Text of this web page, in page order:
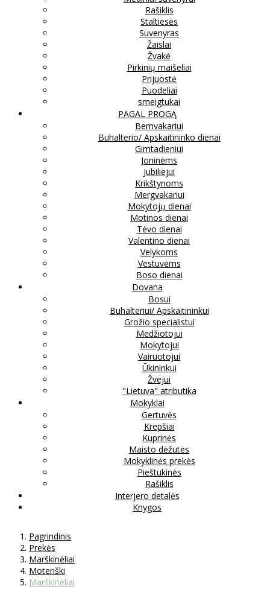
Rašiklis
Staltiesės
Suvenyras
Žaislai
Žvakė
Pirkinių maišeliai
Prijuostė
Puodeliai
smeigtukai
PAGAL PROGĄ
Bernvakariui
Buhalterio/ Apskaitininko dienai
Gimtadieniui
Joninėms
Jubiliejui
Krikštynoms
Mergvakariui
Mokytojų dienai
Motinos dienai
Tėvo dienai
Valentino dienai
Velykoms
Vestuvėms
Boso dienai
Dovana
Bosui
Buhalteriui/ Apskaitininkui
Grožio specialistui
Medžiotojui
Mokytojui
Vairuotojui
Ūkininkui
Žvejui
"Lietuva" atributika
Mokyklai
Gertuvės
Krepšiai
Kuprinės
Maisto dėžutės
Mokyklinės prekės
Pieštukinės
Rašiklis
Interjero detalės
Knygos
Pagrindinis
Prekės
Marškinėliai
Moteriški
Marškinėliai